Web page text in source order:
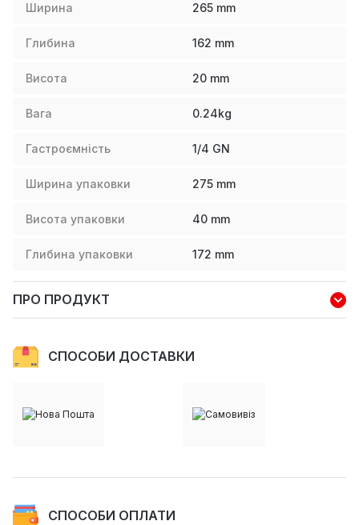
Ширина 265 mm
Глибина 162 mm
Висота 20 mm
Вага 0.24kg
Гастроємність 1/4 GN
Ширина упаковки 275 mm
Висота упаковки 40 mm
Глибина упаковки 172 mm
ПРО ПРОДУКТ
СПОСОБИ ДОСТАВКИ
СПОСОБИ ОПЛАТИ